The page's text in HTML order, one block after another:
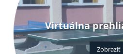
Virtuálna
Zobraziť